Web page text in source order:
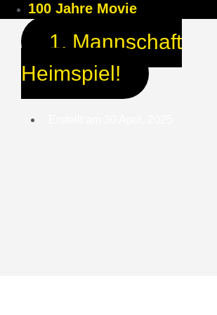
100 Jahre Movie
1. Mannschaft
Heimspiel!